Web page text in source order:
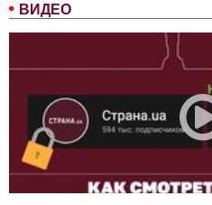
ВИДЕО